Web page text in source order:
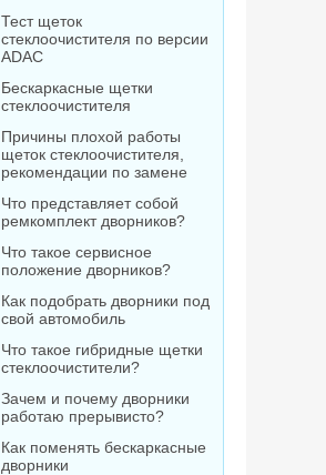
Омыватель стекол
Orange Антимуха, 120
мл
210 ₽
Тест щеток
стеклоочистителя по версии
ADAC
Бескаркасные щетки
стеклоочистителя
Причины плохой работы
щеток стеклоочистителя,
рекомендации по замене
Что представляет собой
ремкомплект дворников?
Что такое сервисное
положение дворников?
Как подобрать дворники под
свой автомобиль
Что такое гибридные щетки
стеклоочистители?
Зачем и почему дворники
работаю прерывисто?
Как поменять бескаркасные
дворники